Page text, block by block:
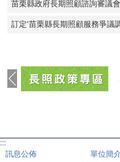
苗栗縣政府長期照顧諮詢審議
訂定‘苗栗縣長期照顧服務爭議
:::
訊息公佈
單位簡